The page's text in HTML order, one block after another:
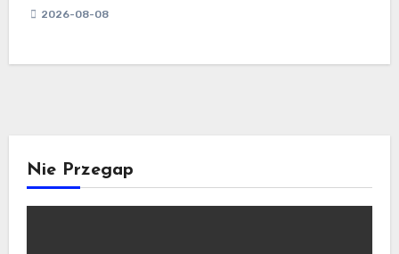
2026-08-08
Nie Przegap